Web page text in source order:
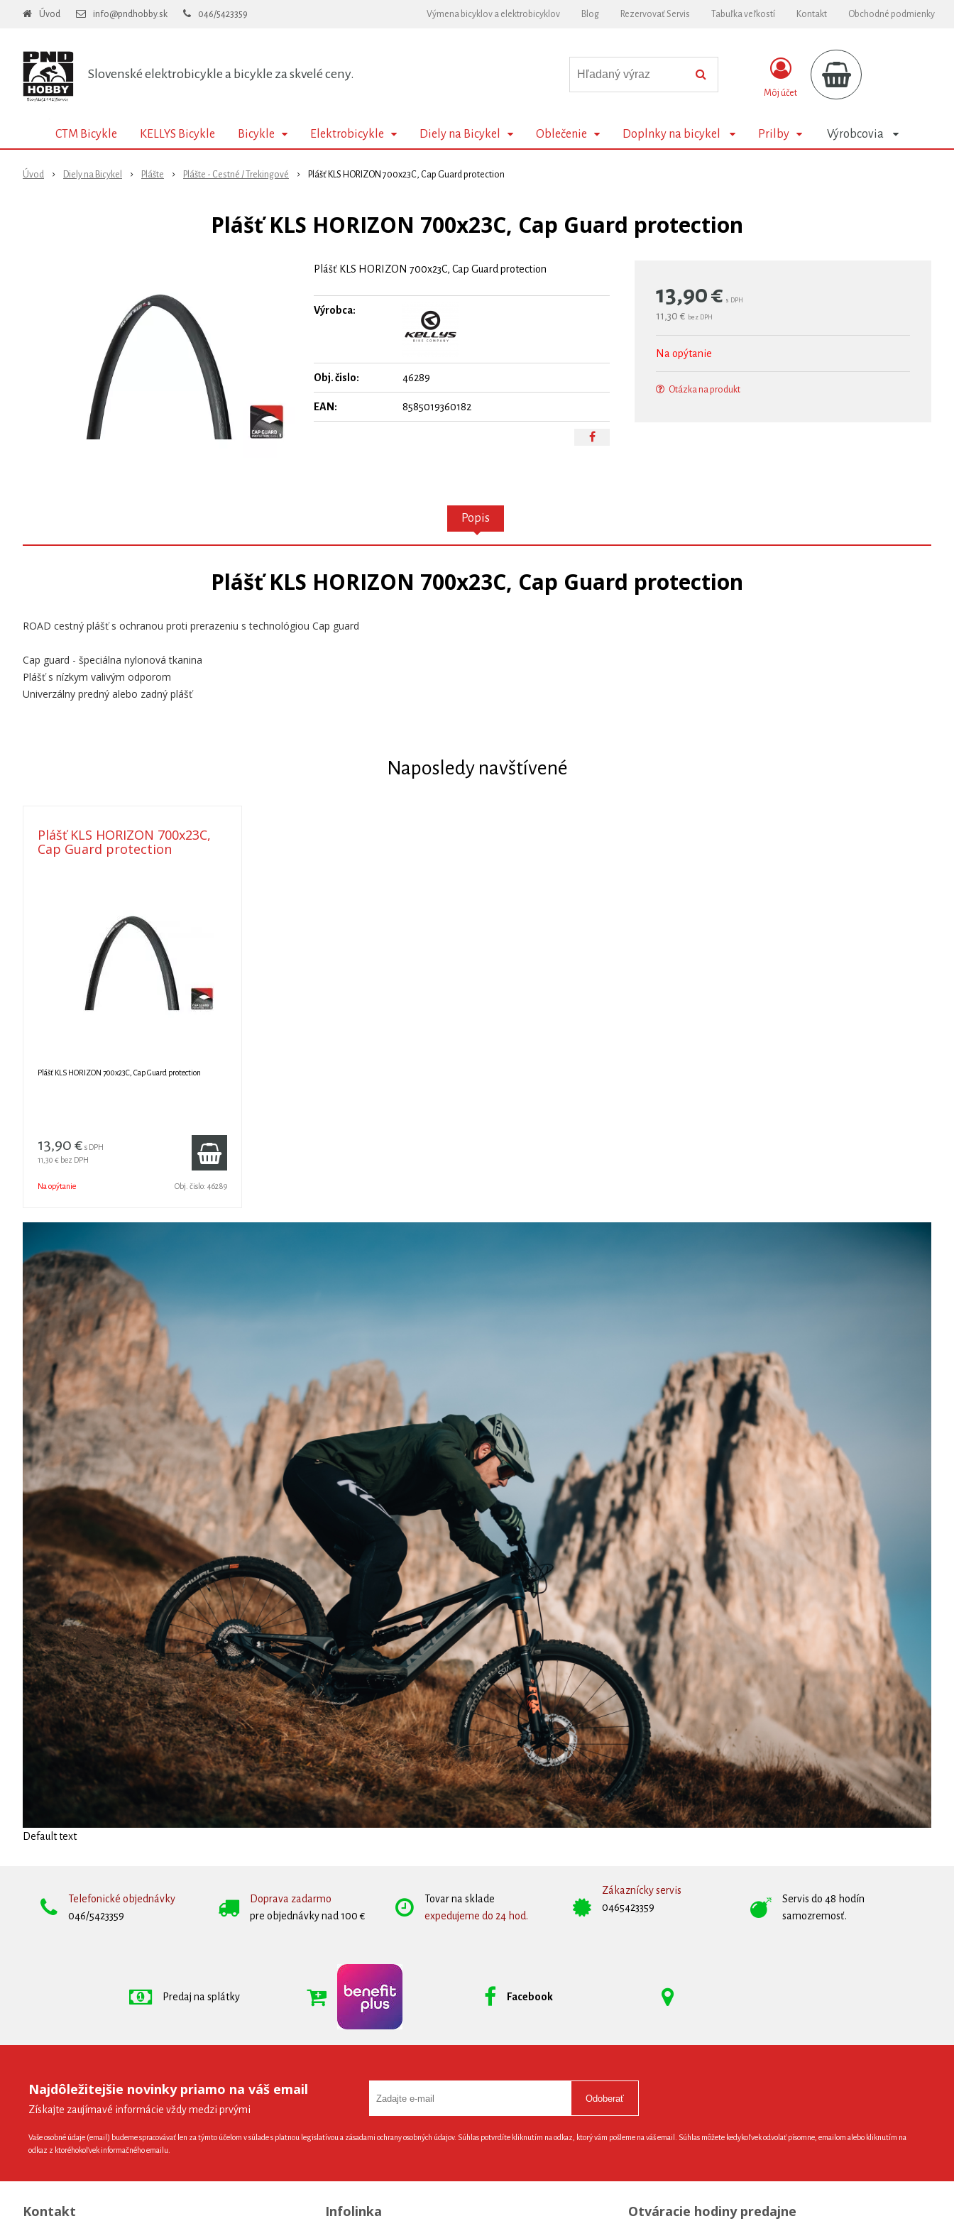
Slovenské elektrobicykle a bicykle za skvelé ceny.
Úvod info@pndhobby.sk 046/5423359 Výmena bicyklov a elektrobicyklov Blog Rezervovať Servis Tabuľka veľkostí Kontakt Obchodné podmienky
Môj účet
CTM Bicykle KELLYS Bicykle Bicykle Elektrobicykle Diely na Bicykel Oblečenie Doplnky na bicykel Prilby Výrobcovia
Úvod Diely na Bicykel Plášte Plášte - Cestné / Trekingové Plášť KLS HORIZON 700x23C, Cap Guard protection
Plášť KLS HORIZON 700x23C, Cap Guard protection
13,90€ s DPH
11,30 € bez DPH
Na opýtanie
Otázka na produkt
Plášť KLS HORIZON 700x23C, Cap Guard protection
Výrobca:
Obj. čislo: 46289
EAN: 8585019360182
Popis
Plášť KLS HORIZON 700x23C, Cap Guard protection
ROAD cestný plášť s ochranou proti prerazeniu s technológiou Cap guard
Cap guard - špeciálna nylonová tkanina
Plášť s nízkym valivým odporom
Univerzálny predný alebo zadný plášť
Naposledy navštívené
Plášť KLS HORIZON 700x23C,
Cap Guard protection
Plášť KLS HORIZON 700x23C, Cap Guard protection
13,90 € s DPH
11,30 € bez DPH
Na opýtanie Obj. čislo: 46289
Default text
Telefonické objednávky
046/5423359
Doprava zadarmo
pre objednávky nad 100 €
Tovar na sklade
expedujeme do 24 hod.
Zákaznícky servis
0465423359
Servis do 48 hodín
samozremosť.
Predaj na splátky Facebook
Najdôležitejšie novinky priamo na váš email
Získajte zaujímavé informácie vždy medzi prvými
Odoberať
Vaše osobné údaje (email) budeme spracovávať len za týmto účelom v súlade s platnou legislatívou a zásadami ochrany osobných údajov. Súhlas potvrdíte kliknutím na odkaz, ktorý vám pošleme na váš email. Súhlas môžete kedykoľvek odvolať písomne, emailom alebo kliknutím na
odkaz z ktoréhokoľvek informačného emailu.
Kontakt Infolinka Otváracie hodiny predajne